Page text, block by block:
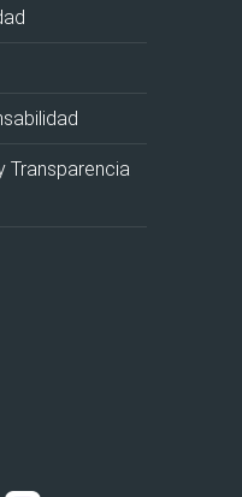
Transparencia